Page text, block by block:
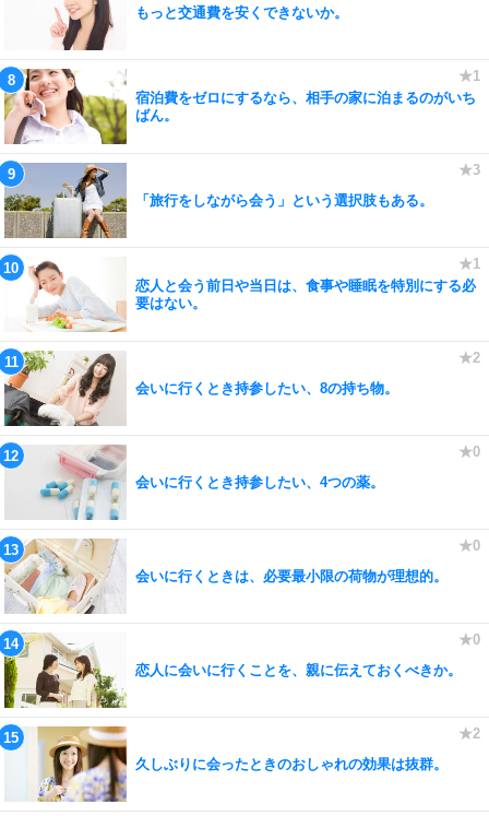
もっと交通費を安くできないか。
宿泊費をゼロにするなら、相手の家に泊まるのがいち
ばん。
「旅行をしながら会う」という選択肢もある。
恋人と会う前日や当日は、食事や睡眠を特別にする必
要はない。
会いに行くとき持参したい、8の持ち物。
会いに行くとき持参したい、4つの薬。
会いに行くときは、必要最小限の荷物が理想的。
恋人に会いに行くことを、親に伝えておくべきか。
久しぶりに会ったときのおしゃれの効果は抜群。